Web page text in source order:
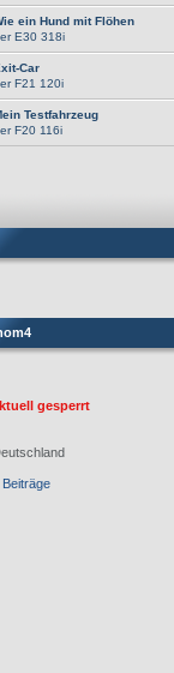
ein Hund mit Flöhen
E30 318i
Car
F21 120i
Testfahrzeug
F20 116i
gesperrt
Beiträge